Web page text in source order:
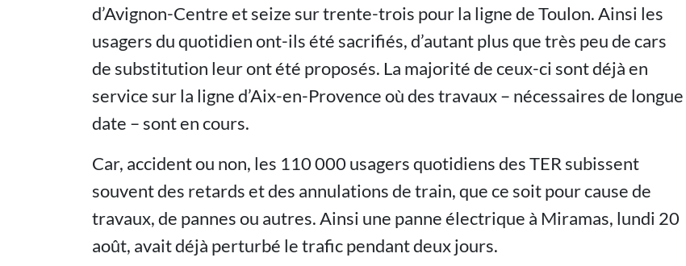
d’Avignon-Centre et seize sur trente-trois pour la ligne de Toulon. Ainsi les
usagers du quotidien ont-ils été sacrifiés, d’autant plus que très peu de cars
de substitution leur ont été proposés. La majorité de ceux-ci sont déjà en
service sur la ligne d’Aix-en-Provence où des travaux – nécessaires de longue
date – sont en cours.
Car, accident ou non, les 110 000 usagers quotidiens des TER subissent
souvent des retards et des annulations de train, que ce soit pour cause de
travaux, de pannes ou autres. Ainsi une panne électrique à Miramas, lundi 20
août, avait déjà perturbé le trafic pendant deux jours.